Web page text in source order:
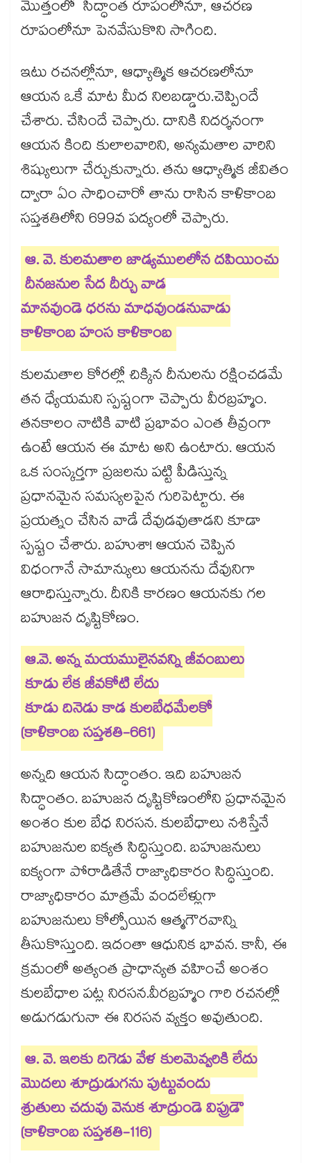
మొత్తంలో సిద్ధాంత రూపంలోనూ, ఆచరణ
రూపంలోనూ పెనవేసుకొని సాగింది.
ఇటు రచనల్లోనూ, ఆధ్యాత్మిక ఆచరణలోనూ
ఆయన ఒకే మాట మీద నిలబడ్డారు.చెప్పిందే
చేశారు. చేసిందే చెప్పారు. దానికి నిదర్శనంగా
ఆయన కింది కులాలవారిని, అన్యమతాల వారిని
శిష్యులుగా చేర్చుకున్నారు. తను ఆధ్యాత్మిక జీవితం
ద్వారా ఏం సాధించారో తాను రాసిన కాళికాంబ
సప్తశతిలోని 699వ పద్యంలో చెప్పారు.
ఆ. వె. కులమతాల జాడ్యములలోన దపియించు
దీనజనుల సేద దీర్చు వాడ
మానవుండె ధరను మాధవుండనువాడు
కాళికాంబ హంస కాళికాంబ
కులమతాల కోరల్లో చిక్కిన దీనులను రక్షించడమే
తన ధ్యేయమని స్పష్టంగా చెప్పారు వీరబ్రహ్మం.
తనకాలం నాటికి వాటి ప్రభావం ఎంత తీవ్రంగా
ఉంటే ఆయన ఈ మాట అని ఉంటారు. ఆయన
ఒక సంస్కర్తగా ప్రజలను పట్టి పీడిస్తున్న
ప్రధానమైన సమస్యలపైన గురిపెట్టారు. ఈ
ప్రయత్నం చేసిన వాడే దేవుడవుతాడని కూడా
స్పష్టం చేశారు. బహుశా! ఆయన చెప్పిన
విధంగానే సామాన్యులు ఆయనను దేవునిగా
ఆరాధిస్తున్నారు. దీనికి కారణం ఆయనకు గల
బహుజన దృష్టికోణం.
ఆ.వె. అన్న మయములైనవన్ని జీవంబులు
కూడు లేక జీవకోటి లేదు
కూడు దినెడు కాడ కులబేధమేలకో
(కాళికాంబ సప్తశతి-661)
అన్నది ఆయన సిద్ధాంతం. ఇది బహుజన
సిద్ధాంతం. బహుజన దృష్టికోణంలోని ప్రధానమైన
అంశం కుల బేధ నిరసన. కులబేధాలు నశిస్తేనే
బహుజనుల ఐక్యత సిద్ధిస్తుంది. బహుజనులు
ఐక్యంగా పోరాడితేనే రాజ్యాధికారం సిద్ధిస్తుంది.
రాజ్యాధికారం మాత్రమే వందలేళ్లుగా
బహుజనులు కోల్పోయిన ఆత్మగౌరవాన్ని
తీసుకొస్తుంది. ఇదంతా ఆధునిక భావన. కానీ, ఈ
క్రమంలో అత్యంత ప్రాధాన్యత వహించే అంశం
కులబేధాల పట్ల నిరసన.వీరబ్రహ్మం గారి రచనల్లో
అడుగడుగునా ఈ నిరసన వ్యక్తం అవుతుంది.
ఆ. వె. ఇలకు దిగెడు వేళ కులమెవ్వరికి లేదు
మొదలు శూద్రుడుగను పుట్టువందు
శ్రుతులు చదువు వెనుక శూద్రుండె విప్రుడౌ
(కాళికాంబ సప్తశతి-116)